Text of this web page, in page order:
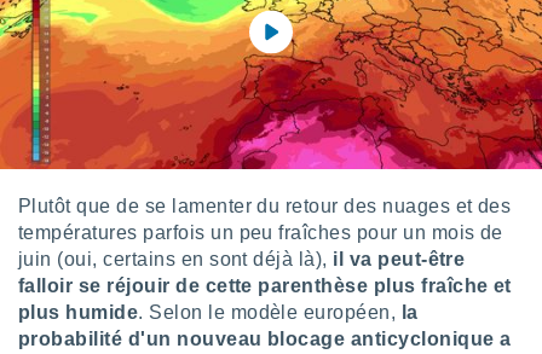
nous
de
à vous
de très
sur
et
»,
PARAMÈTRES
Plutôt que de se lamenter du retour des nuages et des
températures parfois un peu fraîches pour un mois de
juin (oui, certains en sont déjà là), il va peut-être
falloir se réjouir de cette parenthèse plus fraîche et
plus humide. Selon le modèle européen, la
probabilité d'un nouveau blocage anticyclonique a